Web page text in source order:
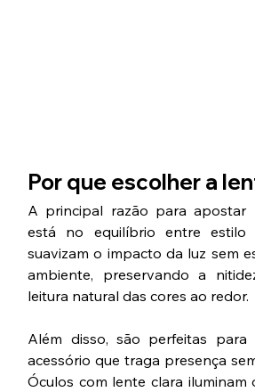
Por que escolher a
A principal razão para apostar
está no equilíbrio entre estilo
suavizam o impacto da luz sem
ambiente, preservando a
leitura natural das cores ao redor.
Além disso, são perfeitas para
acessório que traga presença
Óculos com lente clara iluminam